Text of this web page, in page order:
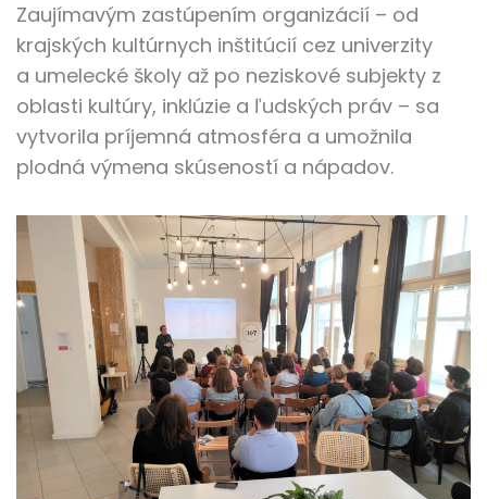
Zaujímavým zastúpením organizácií – od
krajských kultúrnych inštitúcií cez univerzity
a umelecké školy až po neziskové subjekty z
oblasti kultúry, inklúzie a ľudských práv – sa
vytvorila príjemná atmosféra a umožnila
plodná výmena skúseností a nápadov.